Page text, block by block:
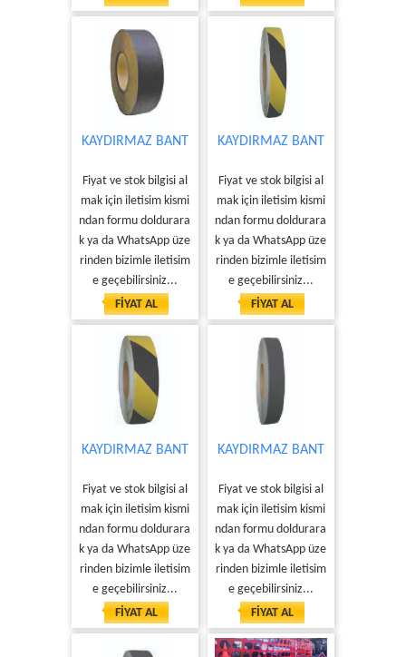
KAYDIRMAZ BANT
Fiyat ve stok bilgisi al
mak için iletisim kismi
ndan formu doldurara
k ya da WhatsApp üze
rinden bizimle iletisim
e geçebilirsiniz...
FİYAT AL
KAYDIRMAZ BANT
Fiyat ve stok bilgisi al
mak için iletisim kismi
ndan formu doldurara
k ya da WhatsApp üze
rinden bizimle iletisim
e geçebilirsiniz...
FİYAT AL
KAYDIRMAZ BANT
Fiyat ve stok bilgisi al
mak için iletisim kismi
ndan formu doldurara
k ya da WhatsApp üze
rinden bizimle iletisim
e geçebilirsiniz...
FİYAT AL
KAYDIRMAZ BANT
Fiyat ve stok bilgisi al
mak için iletisim kismi
ndan formu doldurara
k ya da WhatsApp üze
rinden bizimle iletisim
e geçebilirsiniz...
FİYAT AL